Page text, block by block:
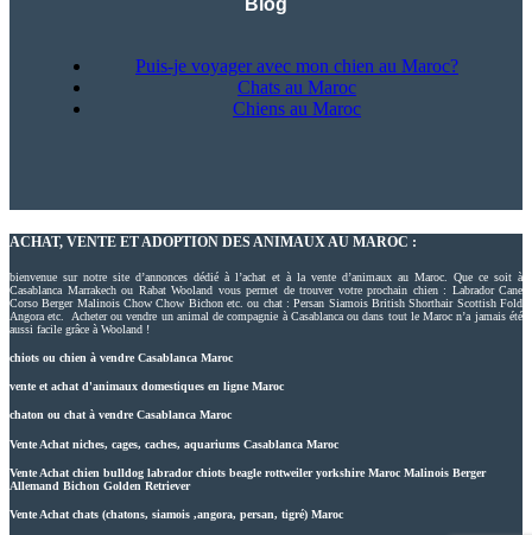
Puis-je voyager avec mon chien au Maroc?
Chats au Maroc
Chiens au Maroc
ACHAT, VENTE ET ADOPTION DES ANIMAUX AU MAROC :
bienvenue sur notre site d’annonces dédié à l’achat et à la vente d’animaux au Maroc. Que ce soit à
Casablanca Marrakech ou Rabat Wooland vous permet de trouver votre prochain chien : Labrador Cane
Corso Berger Malinois Chow Chow Bichon etc. ou chat : Persan Siamois British Shorthair Scottish Fold
Angora etc. Acheter ou vendre un animal de compagnie à Casablanca ou dans tout le Maroc n’a jamais été
aussi facile grâce à Wooland !
chiots ou chien à vendre Casablanca Maroc
vente et achat d'animaux domestiques en ligne Maroc
chaton ou chat à vendre Casablanca Maroc
Vente Achat niches, cages, caches, aquariums Casablanca Maroc
Vente Achat chien bulldog labrador chiots beagle rottweiler yorkshire Maroc Malinois Berger
Allemand Bichon Golden Retriever
Vente Achat chats (chatons, siamois ,angora, persan, tigré) Maroc